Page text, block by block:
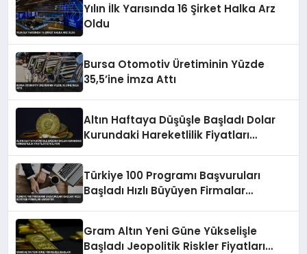
Yılın İlk Yarısında 16 Şirket Halka Arz
Oldu
Bursa Otomotiv Üretiminin Yüzde
35,5’ine İmza Attı
Altın Haftaya Düşüşle Başladı Dolar
Kurundaki Hareketlilik Fiyatları
Türkiye 100 Programı Başvuruları
Başladı Hızlı Büyüyen Firmalar
Gram Altın Yeni Güne Yükselişle
Başladı Jeopolitik Riskler Fiyatları